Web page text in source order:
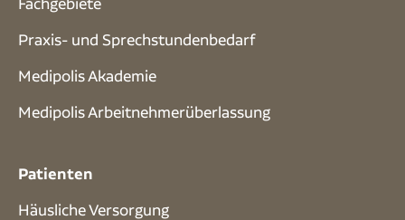
Praxis- und Sprech­stunden­bedarf
Medipolis Akademie
Medipolis Arbeitnehmerüberlassung
Patienten
Häusliche Versorgung